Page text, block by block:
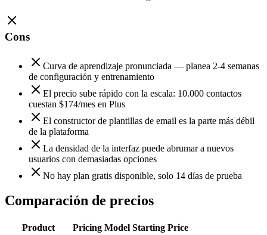
Cons
Curva de aprendizaje pronunciada — planea 2-4 semanas
de configuración y entrenamiento
El precio sube rápido con la escala: 10.000 contactos
cuestan $174/mes en Plus
El constructor de plantillas de email es la parte más débil
de la plataforma
La densidad de la interfaz puede abrumar a nuevos
usuarios con demasiadas opciones
No hay plan gratis disponible, solo 14 días de prueba
Comparación de precios
Product Pricing Model Starting Price